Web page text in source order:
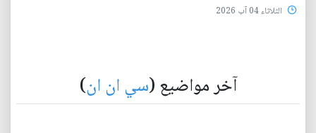
الثلاثاء 04 آب 2026
آخر مواضيع (سي ان ان)